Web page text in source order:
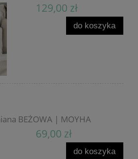
129,00 zł
do koszyka
BEŻOWA | MOYHA
69,00 zł
do koszyka